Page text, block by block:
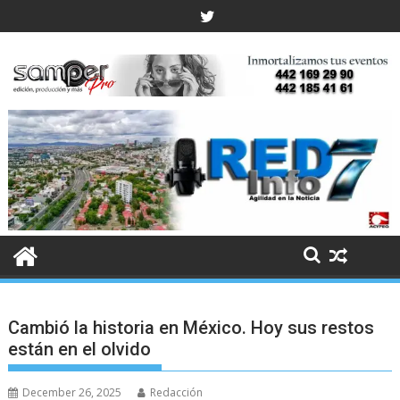
to
Cambió la historia en México. Hoy sus restos
están en el olvido
December 26, 2025 Redacción